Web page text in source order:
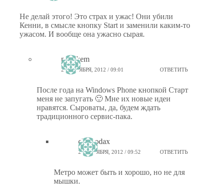
Не делай этого! Это страх и ужас! Они убили
Кенни, в смысле кнопку Start и заменили каким-то
ужасом. И вообще она ужасно сырая.
ptiz_kem
28 ОКТЯБРЯ, 2012 / 09:01 ОТВЕТИТЬ
После года на Windows Phone кнопкой Старт
меня не запугать 🙂 Мне их новые идеи
нравятся. Сыроваты, да, будем ждать
традиционного сервис-пака.
chemodax
28 ОКТЯБРЯ, 2012 / 09:52 ОТВЕТИТЬ
Метро может быть и хорошо, но не для
мышки.